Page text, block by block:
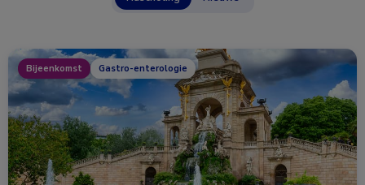
Bijeenkomst Gastro-enterologie